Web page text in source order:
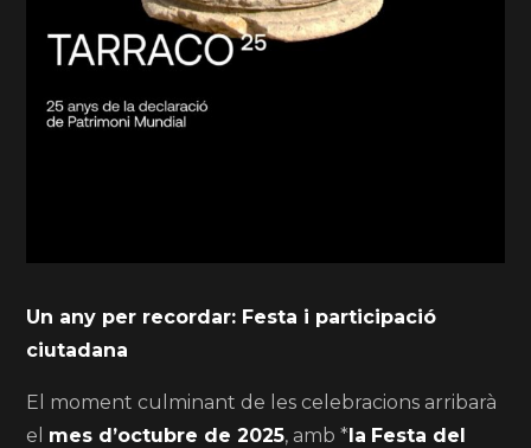
Un any per recordar: Festa i participació
ciutadana
El moment culminant de les celebracions arribarà
el mes d’octubre de 2025, amb *la Festa del